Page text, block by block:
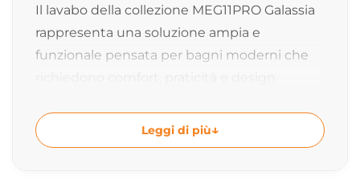
Il lavabo della collezione MEG11PRO Galassia
rappresenta una soluzione ampia e
funzionale pensata per bagni moderni che
Pascale e realizzato in ceramica di alta
qualità, unisce estetica minimale, grande
Leggi di più